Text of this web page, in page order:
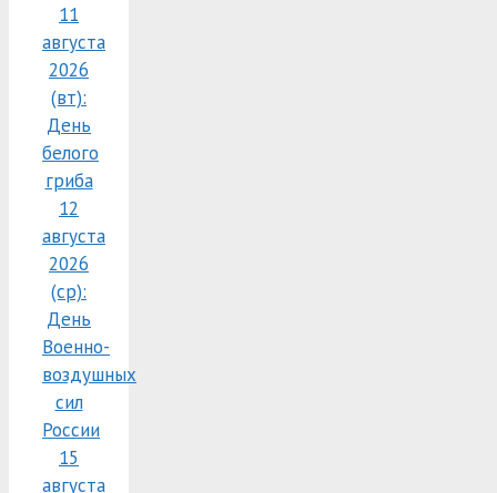
11
августа
2026
(вт):
День
белого
гриба
12
августа
2026
(ср):
День
Военно-
воздушных
сил
России
15
августа